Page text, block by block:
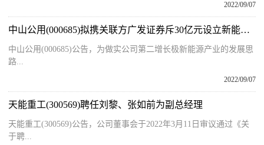
2022/09/07
中山公用(000685)拟携关联方广发证券斥30亿元设立新能源产业基金
中山公用(000685)公告，为做实公司第二增长极新能源产业的发展思
路...
2022/09/07
天能重工(300569)聘任刘黎、张如前为副总经理
天能重工(300569)公告，公司董事会于2022年3月11日审议通过《关
于聘...